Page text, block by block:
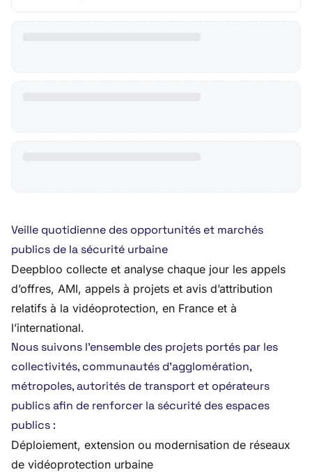
Veille quotidienne des opportunités et marchés
publics de la sécurité urbaine
Deepbloo collecte et analyse chaque jour les appels
d’offres, AMI, appels à projets et avis d’attribution
relatifs à la vidéoprotection, en France et à
l’international.
Nous suivons l’ensemble des projets portés par les
collectivités, communautés d’agglomération,
métropoles, autorités de transport et opérateurs
publics afin de renforcer la sécurité des espaces
publics :
Déploiement, extension ou modernisation de réseaux
de vidéoprotection urbaine